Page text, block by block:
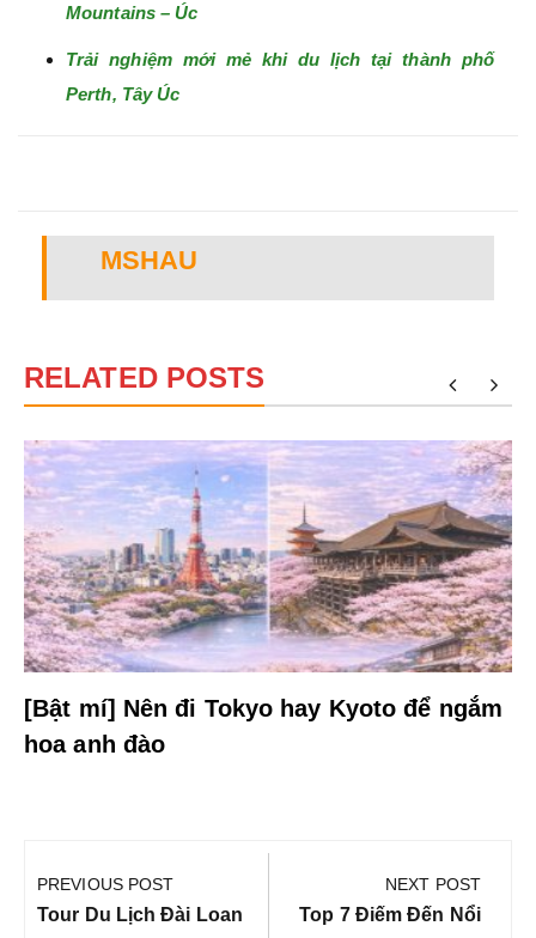
Mountains – Úc
Trải nghiệm mới mẻ khi du lịch tại thành phố
Perth, Tây Úc
MSHAU
RELATED POSTS
[Bật mí] Nên đi Tokyo hay Kyoto để ngắm
hoa anh đào
hướng
bài
PREVIOUS POST
Previous
Tour Du Lịch Đài Loan
NEXT POST
Next
Top 7 Điếm Đến Nổi